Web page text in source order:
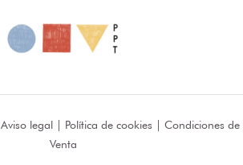
Aviso legal| Política de cookies | Condiciones de
Venta